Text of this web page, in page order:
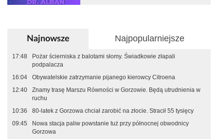
Najnowsze Najpopularniejsze
17:48
Pożar ścierniska z balotami słomy. Świadkowie złapali
podpalacza
16:04
Obywatelskie zatrzymanie pijanego kierowcy Citroena
12:40
Znamy trasę Marszu Równości w Gorzowie. Będą utrudnienia w
ruchu
10:36
80-latek z Gorzowa chciał zarobić na złocie. Stracił 55 tysięcy
09:45
Nowa stacja paliw powstanie tuż przy północnej obwodnicy
Gorzowa